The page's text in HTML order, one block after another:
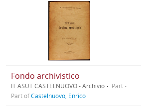
Fondo archivistico
IT ASUT CASTELNUOVO - Archivio
Part
Part ofCastelnuovo, Enrico